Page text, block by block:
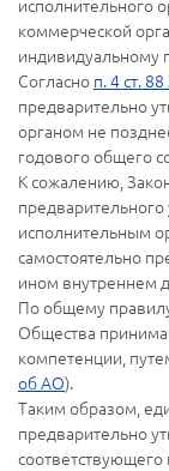
коммерческой
Согласно п. 4 ст.
предварительно
органом не
годового общего
К сожалению,
исполнительным
самостоятельно
ином внутреннем
По общему
Общества
компетенции,
об АО).
Таким образом,
предварительно
соответствующего